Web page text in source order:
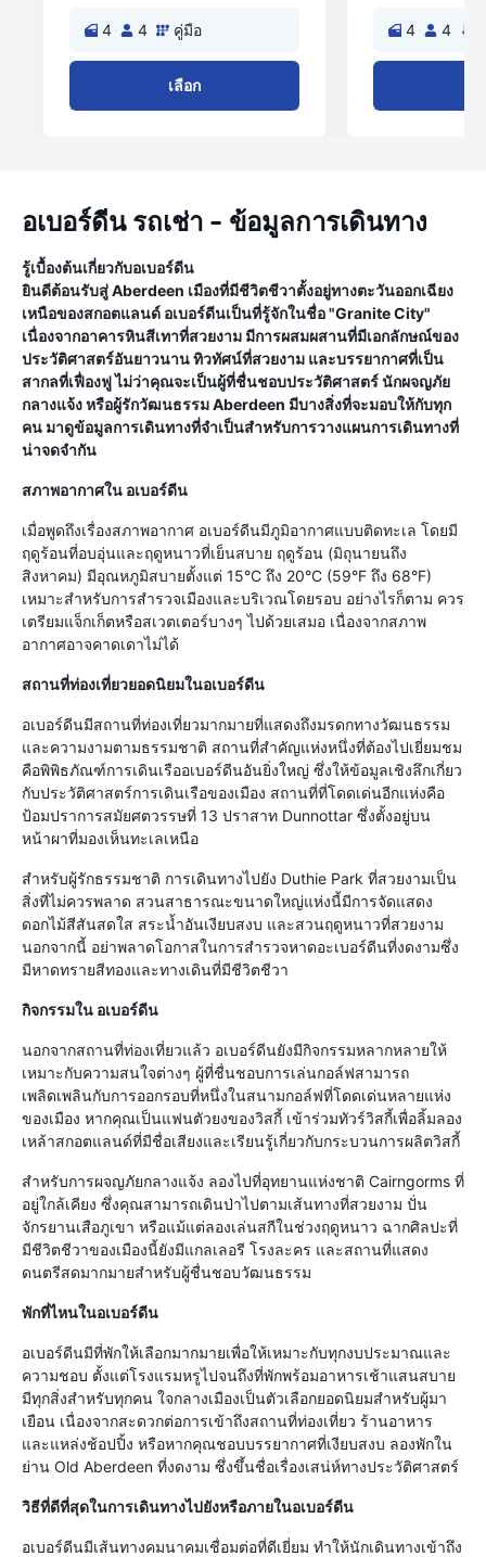
4 4 คู่มือ
เลือก
4 4
อเบอร์ดีน รถเช่า - ข้อมูลการเดินทาง
รู้เบื้องต้นเกี่ยวกับอเบอร์ดีน
ยินดีต้อนรับสู่ Aberdeen เมืองที่มีชีวิตชีวาตั้งอยู่ทางตะวันออกเฉียง
เหนือของสกอตแลนด์ อเบอร์ดีนเป็นที่รู้จักในชื่อ "Granite City"
เนื่องจากอาคารหินสีเทาที่สวยงาม มีการผสมผสานที่มีเอกลักษณ์ของ
ประวัติศาสตร์อันยาวนาน ทิวทัศน์ที่สวยงาม และบรรยากาศที่เป็น
สากลที่เฟื่องฟู ไม่ว่าคุณจะเป็นผู้ที่ชื่นชอบประวัติศาสตร์ นักผจญภัย
กลางแจ้ง หรือผู้รักวัฒนธรรม Aberdeen มีบางสิ่งที่จะมอบให้กับทุก
คน มาดูข้อมูลการเดินทางที่จำเป็นสำหรับการวางแผนการเดินทางที่
น่าจดจำกัน
สภาพอากาศใน อเบอร์ดีน
เมื่อพูดถึงเรื่องสภาพอากาศ อเบอร์ดีนมีภูมิอากาศแบบติดทะเล โดยมี
ฤดูร้อนที่อบอุ่นและฤดูหนาวที่เย็นสบาย ฤดูร้อน (มิถุนายนถึง
สิงหาคม) มีอุณหภูมิสบายตั้งแต่ 15°C ถึง 20°C (59°F ถึง 68°F)
เหมาะสำหรับการสำรวจเมืองและบริเวณโดยรอบ อย่างไรก็ตาม ควร
เตรียมแจ็กเก็ตหรือสเวตเตอร์บางๆ ไปด้วยเสมอ เนื่องจากสภาพ
อากาศอาจคาดเดาไม่ได้
สถานที่ท่องเที่ยวยอดนิยมในอเบอร์ดีน
อเบอร์ดีนมีสถานที่ท่องเที่ยวมากมายที่แสดงถึงมรดกทางวัฒนธรรม
และความงามตามธรรมชาติ สถานที่สำคัญแห่งหนึ่งที่ต้องไปเยี่ยมชม
คือพิพิธภัณฑ์การเดินเรืออเบอร์ดีนอันยิ่งใหญ่ ซึ่งให้ข้อมูลเชิงลึกเกี่ยว
กับประวัติศาสตร์การเดินเรือของเมือง สถานที่ที่โดดเด่นอีกแห่งคือ
ป้อมปราการสมัยศตวรรษที่ 13 ปราสาท Dunnottar ซึ่งตั้งอยู่บน
หน้าผาที่มองเห็นทะเลเหนือ
สำหรับผู้รักธรรมชาติ การเดินทางไปยัง Duthie Park ที่สวยงามเป็น
สิ่งที่ไม่ควรพลาด สวนสาธารณะขนาดใหญ่แห่งนี้มีการจัดแสดง
ดอกไม้สีสันสดใส สระน้ำอันเงียบสงบ และสวนฤดูหนาวที่สวยงาม
นอกจากนี้ อย่าพลาดโอกาสในการสำรวจหาดอะเบอร์ดีนที่งดงามซึ่ง
มีหาดทรายสีทองและทางเดินที่มีชีวิตชีวา
กิจกรรมใน อเบอร์ดีน
นอกจากสถานที่ท่องเที่ยวแล้ว อเบอร์ดีนยังมีกิจกรรมหลากหลายให้
เหมาะกับความสนใจต่างๆ ผู้ที่ชื่นชอบการเล่นกอล์ฟสามารถ
เพลิดเพลินกับการออกรอบที่หนึ่งในสนามกอล์ฟที่โดดเด่นหลายแห่ง
ของเมือง หากคุณเป็นแฟนตัวยงของวิสกี้ เข้าร่วมทัวร์วิสกี้เพื่อลิ้มลอง
เหล้าสกอตแลนด์ที่มีชื่อเสียงและเรียนรู้เกี่ยวกับกระบวนการผลิตวิสกี้
สำหรับการผจญภัยกลางแจ้ง ลองไปที่อุทยานแห่งชาติ Cairngorms ที่
อยู่ใกล้เคียง ซึ่งคุณสามารถเดินป่าไปตามเส้นทางที่สวยงาม ปั่น
จักรยานเสือภูเขา หรือแม้แต่ลองเล่นสกีในช่วงฤดูหนาว ฉากศิลปะที่
มีชีวิตชีวาของเมืองนี้ยังมีแกลเลอรี โรงละคร และสถานที่แสดง
ดนตรีสดมากมายสำหรับผู้ชื่นชอบวัฒนธรรม
พักที่ไหนในอเบอร์ดีน
อเบอร์ดีนมีที่พักให้เลือกมากมายเพื่อให้เหมาะกับทุกงบประมาณและ
ความชอบ ตั้งแต่โรงแรมหรูไปจนถึงที่พักพร้อมอาหารเช้าแสนสบาย
มีทุกสิ่งสำหรับทุกคน ใจกลางเมืองเป็นตัวเลือกยอดนิยมสำหรับผู้มา
เยือน เนื่องจากสะดวกต่อการเข้าถึงสถานที่ท่องเที่ยว ร้านอาหาร
และแหล่งช้อปปิ้ง หรือหากคุณชอบบรรยากาศที่เงียบสงบ ลองพักใน
ย่าน Old Aberdeen ที่งดงาม ซึ่งขึ้นชื่อเรื่องเสน่ห์ทางประวัติศาสตร์
วิธีที่ดีที่สุดในการเดินทางไปยังหรือภายในอเบอร์ดีน
อเบอร์ดีนมีเส้นทางคมนาคมเชื่อมต่อที่ดีเยี่ยม ทำให้นักเดินทางเข้าถึง